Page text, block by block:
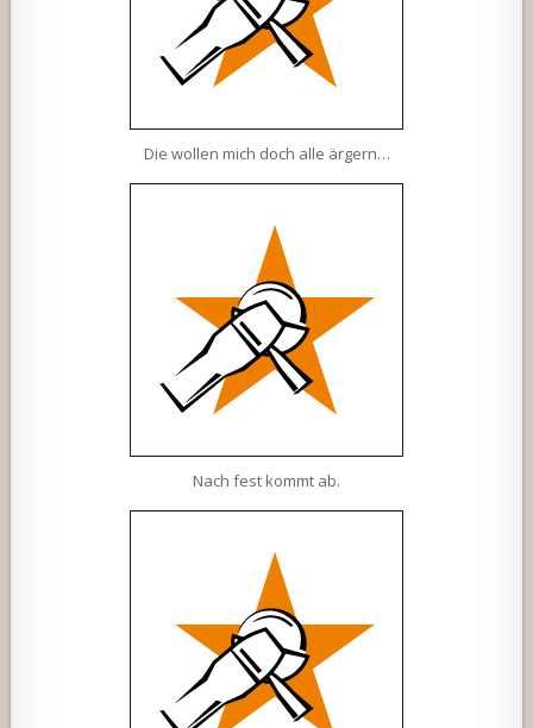
Die wollen mich doch alle ärgern…
Nach fest kommt ab.